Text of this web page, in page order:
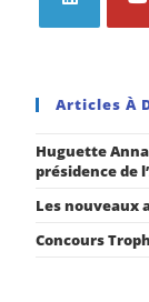
Articles À
Huguette
présidence de
Les nouveaux
Concours